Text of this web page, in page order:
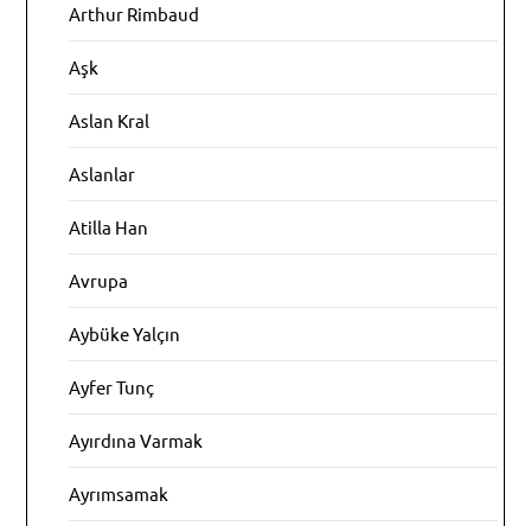
Arthur Rimbaud
Aşk
Aslan Kral
Aslanlar
Atilla Han
Avrupa
Aybüke Yalçın
Ayfer Tunç
Ayırdına Varmak
Ayrımsamak